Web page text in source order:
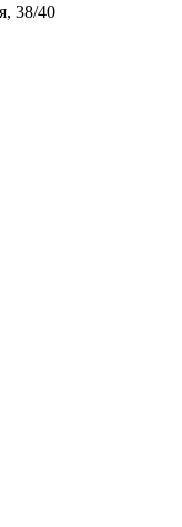
38/40